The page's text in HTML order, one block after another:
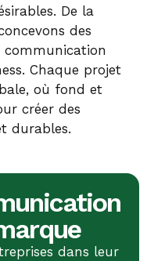
De la
des
communication
Chaque projet
où fond et
créer des
durables.
dans leur